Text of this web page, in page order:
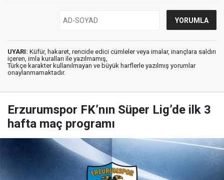
UYARI: Küfür, hakaret, rencide edici cümleler veya imalar, inançlara saldırı
içeren, imla kuralları ile yazılmamış,
Türkçe karakter kullanılmayan ve büyük harflerle yazılmış yorumlar
onaylanmamaktadır.
Erzurumspor FK’nın Süper Lig’de ilk 3
hafta maç programı